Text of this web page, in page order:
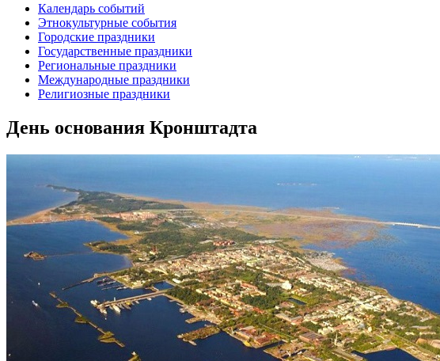
Календарь событий
Этнокультурные события
Городские праздники
Государственные праздники
Региональные праздники
Международные праздники
Религиозные праздники
День основания Кронштадта